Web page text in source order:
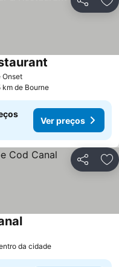
Partilhar
Onset
km de Bourne
Ver preços
Partilhar
da cidade